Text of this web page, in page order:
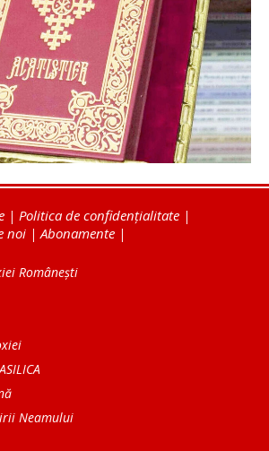
| Politica de confidențialitate |
noi | Abonamente |
Românești
Neamului